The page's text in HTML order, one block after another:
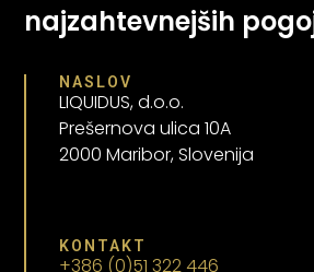
najzahtevnejših
NASLOV
LIQUIDUS, d.o.o.
Prešernova ulica 10A
2000 Maribor, Slovenija
KONTAKT
+386 (0)51 322 446